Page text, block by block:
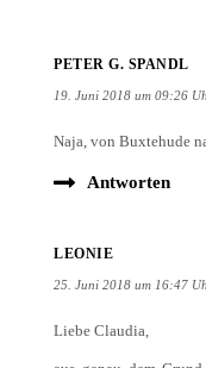
PETER G. SPANDL
19. Juni 2018 um 09:26
Naja, von Buxtehude
Antworten
LEONIE
25. Juni 2018 um 16:47
Liebe Claudia,